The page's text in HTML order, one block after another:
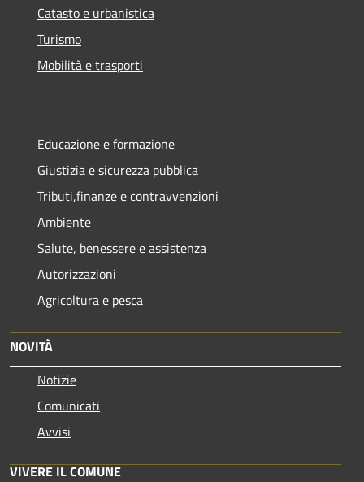
Catasto e urbanistica
Turismo
Mobilità e trasporti
Educazione e formazione
Giustizia e sicurezza pubblica
Tributi,finanze e contravvenzioni
Ambiente
Salute, benessere e assistenza
Autorizzazioni
Agricoltura e pesca
NOVITÀ
Notizie
Comunicati
Avvisi
VIVERE IL COMUNE